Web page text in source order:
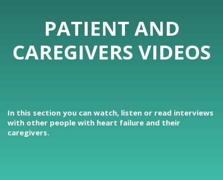
PATIENT AND
CAREGIVERS VIDEOS
In this section you can watch, listen or read interviews
with other people with heart failure and their
caregivers.